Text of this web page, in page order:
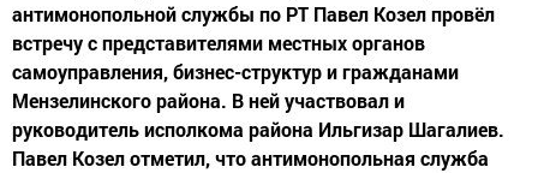
антимонопольной службы по РТ Павел Козел провёл
встречу с представителями местных органов
самоуправления, бизнес-структур и гражданами
Мензелинского района. В ней участвовал и
руководитель исполкома района Ильгизар Шагалиев.
Павел Козел отметил, что антимонопольная служба